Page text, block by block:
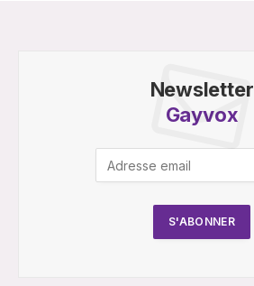
Newsletter
Gayvox